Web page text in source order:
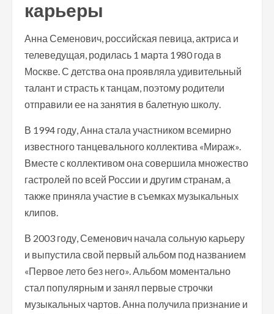
карьеры
Анна Семенович, российская певица, актриса и
телеведущая, родилась 1 марта 1980 года в
Москве. С детства она проявляла удивительный
талант и страсть к танцам, поэтому родители
отправили ее на занятия в балетную школу.
В 1994 году, Анна стала участником всемирно
известного танцевального коллектива «Мираж».
Вместе с коллективом она совершила множество
гастролей по всей России и другим странам, а
также приняла участие в съемках музыкальных
клипов.
В 2003 году, Семенович начала сольную карьеру
и выпустила свой первый альбом под названием
«Первое лето без него». Альбом моментально
стал популярным и занял первые строчки
музыкальных чартов. Анна получила признание и